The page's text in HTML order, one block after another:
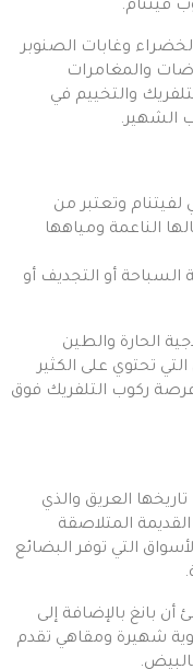
فيتنام.
وغابات الصنوبر
والمغامرات
والتخييم في
الشهير.
لفيتنام وتعتبر من
الناعمة ومياهها
السباحة أو التجديف أو
الحارة والطين
تحتوي على الكثير
ركوب التلفريك فوق
العريق والذي
التي توفر البضائع
بانغ بالإضافة إلى
شهيرة ومقاهي تقدم